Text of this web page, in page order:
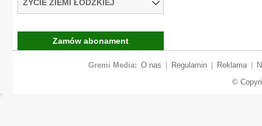
ŻYCIE ZIEMI ŁÓDZKIEJ
Zamów abonament
Gremi Media: O nas Regulamin Reklama
©